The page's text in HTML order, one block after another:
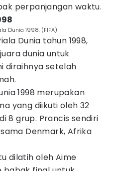
perpanjangan waktu.
Dunia 1998. (FIFA)
Dunia tahun 1998,
dunia untuk
diraihnya setelah
1998 merupakan
yang diikuti oleh 32
8 grup. Prancis sendiri
Denmark, Afrika
dilatih oleh Aime